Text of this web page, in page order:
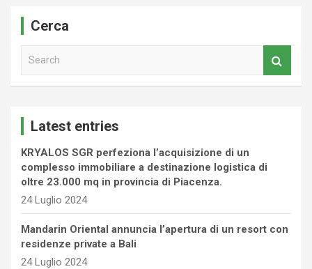
Cerca
Latest entries
KRYALOS SGR perfeziona l’acquisizione di un
complesso immobiliare a destinazione logistica di
oltre 23.000 mq in provincia di Piacenza.
24 Luglio 2024
Mandarin Oriental annuncia l’apertura di un resort con
residenze private a Bali
24 Luglio 2024